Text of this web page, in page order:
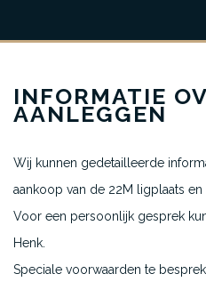
INFORMATIE
AANLEGGEN
Wij kunnen gedetailleerde
aankoop van de 22M ligplaats
Voor een persoonlijk gesprek
Henk.
Speciale voorwaarden te